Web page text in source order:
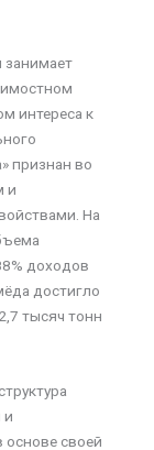
интереса к
признан во
и
На
доходов
достигло
тысяч тонн
и
своей